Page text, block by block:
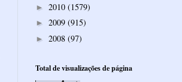
► 2010 (1579)
► 2009 (915)
► 2008 (97)
Total de visualizações de página